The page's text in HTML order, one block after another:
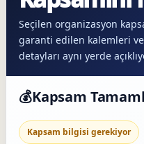
Seçilen organizasyon
garanti edilen kalemleri
detayları aynı yerde
💰Kapsam
Kapsam bilgisi gerekiyor